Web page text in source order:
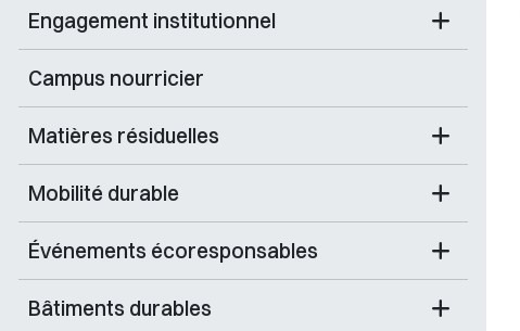
Engagement institutionnel
Campus nourricier
Matières résiduelles
Mobilité durable
Événements écoresponsables
Bâtiments durables